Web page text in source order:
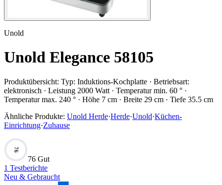
Unold
Unold Elegance 58105
Produktübersicht: Typ: Induktions-Kochplatte · Betriebsart:
elektronisch · Leistung 2000 Watt · Temperatur min. 60 ° ·
Temperatur max. 240 ° · Höhe 7 cm · Breite 29 cm · Tiefe 35.5 cm
Ähnliche Produkte: Unold Herde·Herde·Unold·Küchen-
Einrichtung·Zuhause
76
76 Gut
1 Testberichte
Neu & Gebraucht